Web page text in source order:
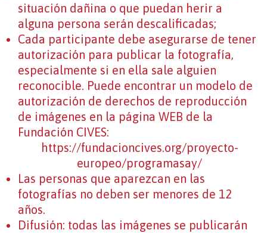
situación dañina o que puedan herir a
alguna persona serán descalificadas;
Cada participante debe asegurarse de tener
autorización para publicar la fotografía,
especialmente si en ella sale alguien
reconocible. Puede encontrar un modelo de
autorización de derechos de reproducción
de imágenes en la página WEB de la
Fundación CIVES:
https://fundacioncives.org/proyecto-
europeo/programasay/
Las personas que aparezcan en las
fotografías no deben ser menores de 12
años.
Difusión: todas las imágenes se publicarán